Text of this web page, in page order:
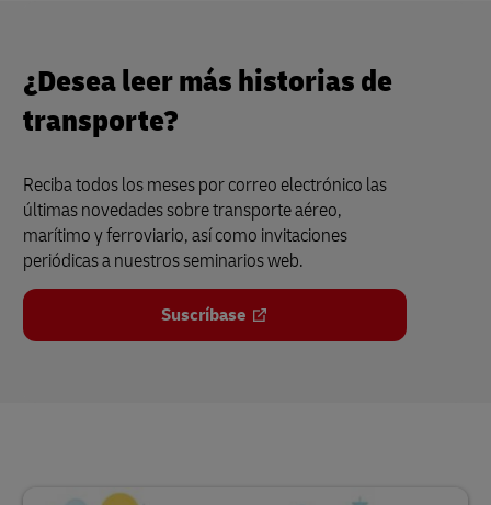
¿Desea leer más historias de
transporte?
Reciba todos los meses por correo electrónico las
últimas novedades sobre transporte aéreo,
marítimo y ferroviario, así como invitaciones
periódicas a nuestros seminarios web.
Suscríbase